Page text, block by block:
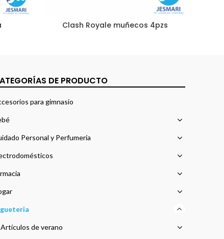
Clash Royale muñecos 4pzs
DE PRODUCTO
para gimnasio
Personal y Perfumería
Artículos de verano